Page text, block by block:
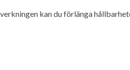
kan du förlänga